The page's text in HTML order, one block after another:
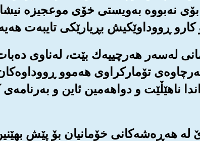
نه‌بووه به‌ویستی خۆی موعجیزه
کارو ڕووداوێکیش بڕیارێکی تایبه‌ت
له‌سه‌ر هه‌رچییه‌ك بێت، له‌ناوی
تۆمارکراوی هه‌موو ڕووداوه‌کان
ناهێڵێت و دواهه‌مین ئاین و
له هه‌ڕه‌شه‌کانی خۆمانیان بۆ پێش